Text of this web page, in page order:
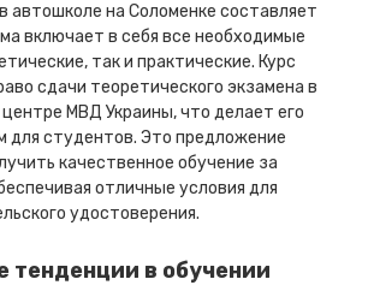
автошколе на Соломенке составляет
включает в себя все необходимые
так и практические. Курс
сдачи теоретического экзамена в
МВД Украины, что делает его
для студентов. Это предложение
качественное обучение за
отличные условия для
удостоверения.
тенденции в обучении